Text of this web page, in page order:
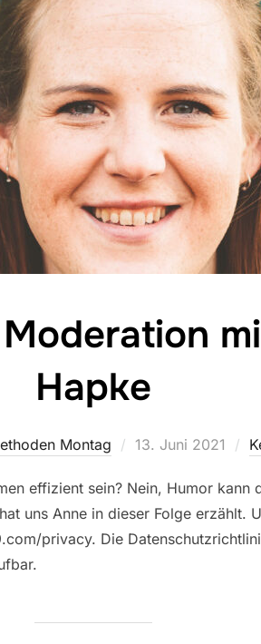
Hapke
Montag
Veröffentlicht
13. Juni 2021
effizient sein? Nein, Humor kann
uns Anne in dieser Folge erzählt.
privacy. Die